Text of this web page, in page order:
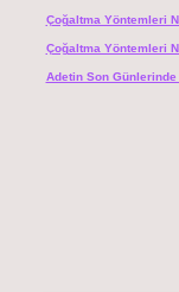
Çoğaltma Yöntemleri
Çoğaltma Yöntemleri
Adetin Son